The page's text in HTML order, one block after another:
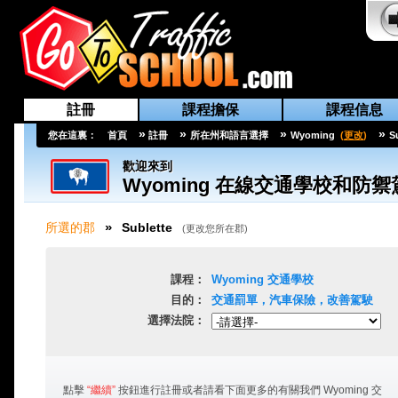
註冊 課程擔保 課程信息
您在這裏： 首頁 » 註冊 » 所在州和語言選擇 » Wyoming (更改) »
歡迎來到
Wyoming在線交通學校和防禦
所選的郡 » Sublette (更改您所在郡)
課程：
目的：
選擇法院：
Wyoming 交通學校
交通罰單，汽車保險，改善駕駛
點擊 “繼續” 按鈕進行註冊或者請看下面更多的有關我們 Wyoming 交